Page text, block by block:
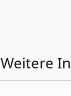
Weitere